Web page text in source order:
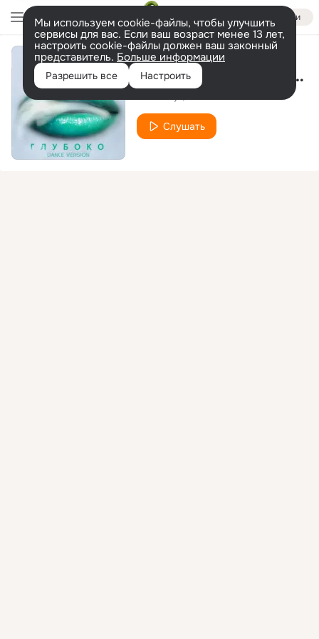
Войти
Мы используем cookie-файлы, чтобы улучшить
сервисы для вас. Если ваш возраст менее 13 лет,
настроить cookie-файлы должен ваш законный
представитель. Больше информации
Разрешить все Настроить Глубоко (Dance Version)
Слушать